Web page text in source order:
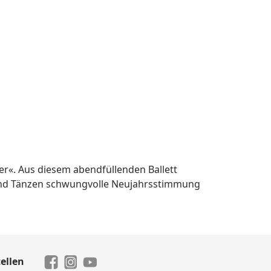
Aus diesem abendfüllenden Ballett
Tänzen schwungvolle Neujahrsstimmung